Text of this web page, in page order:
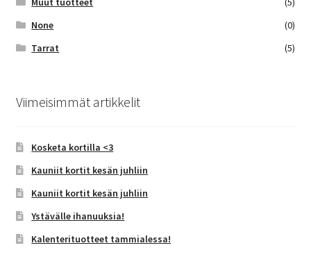
None
(0)
Tarrat
(5)
Viimeisimmät artikkelit
Kosketa kortilla <3
Kauniit kortit kesän juhliin
Kauniit kortit kesän juhliin
Ystävälle ihanuuksia!
Kalenterituotteet tammialessa!